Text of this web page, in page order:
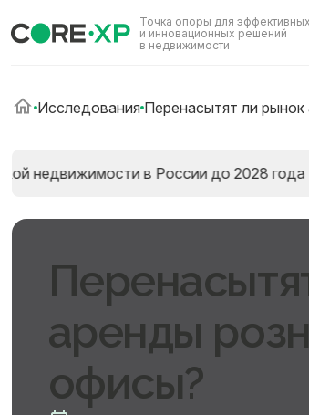
Точка опоры для эффективных
и инновационных решений
в недвижимости
Исследования Перенасытят ли
в России до 2028 года
аренды
офисы?